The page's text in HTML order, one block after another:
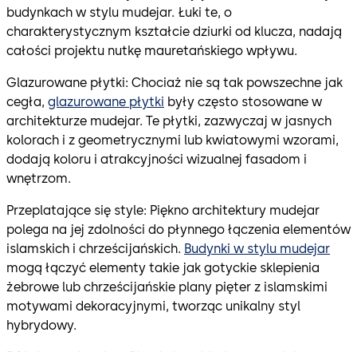
budynkach w stylu mudejar. Łuki te, o
charakterystycznym kształcie dziurki od klucza, nadają
całości projektu nutkę mauretańskiego wpływu.
Glazurowane płytki: Chociaż nie są tak powszechne jak
cegła, glazurowane płytki były często stosowane w
architekturze mudejar. Te płytki, zazwyczaj w jasnych
kolorach i z geometrycznymi lub kwiatowymi wzorami,
dodają koloru i atrakcyjności wizualnej fasadom i
wnętrzom.
Przeplatające się style: Piękno architektury mudejar
polega na jej zdolności do płynnego łączenia elementów
islamskich i chrześcijańskich. Budynki w stylu mudejar
mogą łączyć elementy takie jak gotyckie sklepienia
żebrowe lub chrześcijańskie plany pięter z islamskimi
motywami dekoracyjnymi, tworząc unikalny styl
hybrydowy.